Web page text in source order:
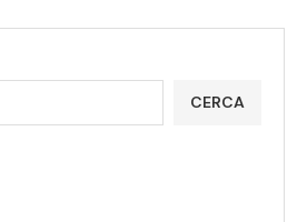
CERCA